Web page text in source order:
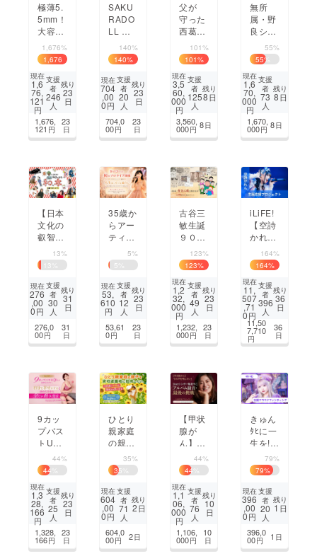
極薄5.
5mm！
大容量
5000m
Ah！次
世代半
個体電
池搭載
で薄さ
と安全
性を追
求！
1,676%
1,676
%
現在
1,6
76,
121
円
支援
者
246
人
残り
23
日
1,676,
121 円
23
日
SAKU
RADO
LL 白
絵葵子
生誕祭
2026
サポー
トプロ
ジェク
140%
140%
現在
704
,00
0円
支援
者
20
人
残り
23
日
704,0
00円
23
日
父が
守った
西葛西
の店を
未来
へ。娘
が挑む
「Cal
Cal」
再生プ
ロジェ
クト！
101%
101%
現在
3,5
60,
000
円
支援
者
125
人
残り
8日
3,560,
000円 8日
無所
属・野
良シン
ガーソ
ングラ
イター
HINAZ
UKIの2
ndアル
バム制
作
55%
55%
現在
1,6
70,
000
円
支援
者
73
人
残り
8日
1,670,
000円 8日
【日本
文化の
叡智を
世界
へ】著
名人と
結
ぶ“和”未
来への
訳付出
版プロ
13%
13
現在
276
,00
0円
支援
者
30
人
残り
31
日
276,0
00円
31
日
35歳か
らアー
ティス
ト活動
開始
「人生
は、
もっと
面白
届ける
初ソロ
5%
5
現在
53,
610
円
支援
者
12
人
残り
23
日
53,61
0円
23
日
古谷三
敏生誕
９０周
年記念
展 吉
祥寺で
原画の
魅力を
届けた
い
123%
123%
現在
1,2
32,
000
円
支援
者
49
人
残り
23
日
1,232,
000円
23
日
iLiFE!
【空詩
かれ
ん】生
誕祭応
援プロ
ジェク
ト
164%
164%
現在
11,
507
,71
0円
支援
者
396
人
残り
36
日
11,50
7,710
円
36
日
9カッ
プバス
トUP
した私
が伝え
たい。
自分を
幸せに
すると
決めた
日から
全てが
44%
44
現在
1,3
28,
166
円
支援
者
25
人
残り
23
日
1,328,
166円
23
日
ひとり
親家庭
の親子
に夏の
思い出
を。貸
切りの
浅草花
やしき
て行っ
てくだ
35%
35
現在
604
,00
0円
支援
者
71
人
残り
2日
604,0
00円 2日
【甲状
腺が
ん】今
の声を
残した
い！Ja
zzシン
ガー堀
北やこ
アルバ
ム録
音・最
44%
44
現在
1,1
06,
000
円
支援
者
76
人
残り
10
日
1,106,
000円
10
日
きゅん
ﾀﾋに一
生を︎!?
すいむ
生誕祭
79%
79%
現在
396
,00
0円
支援
者
20
人
残り
1 日
396,0
00円 1 日